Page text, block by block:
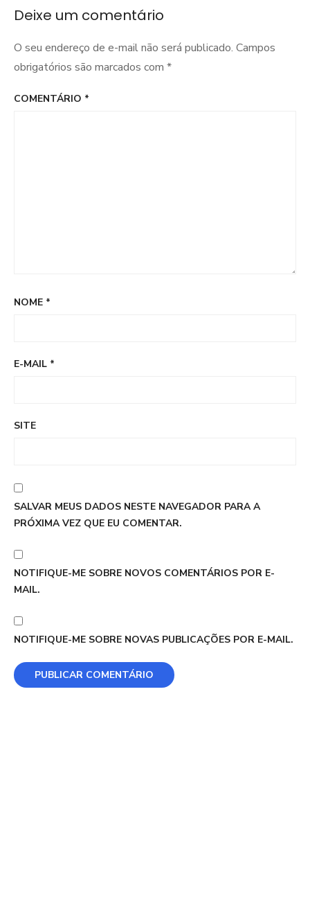
Deixe um comentário
O seu endereço de e-mail não será publicado. Campos
obrigatórios são marcados com *
COMENTÁRIO *
NOME *
E-MAIL *
SITE
SALVAR MEUS DADOS NESTE NAVEGADOR PARA A
PRÓXIMA VEZ QUE EU COMENTAR.
NOTIFIQUE-ME SOBRE NOVOS COMENTÁRIOS POR E-
MAIL.
NOTIFIQUE-ME SOBRE NOVAS PUBLICAÇÕES POR E-MAIL.